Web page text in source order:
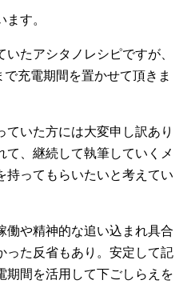
す。
たアシタノレシピですが、
充電期間を置かせて頂きま
いた方には大変申し訳あり
て、継続して執筆していくメ
持ってもらいたいと考えてい
働や精神的な追い込まれ具合
った反省もあり。安定して記
期間を活用して下ごしらえを